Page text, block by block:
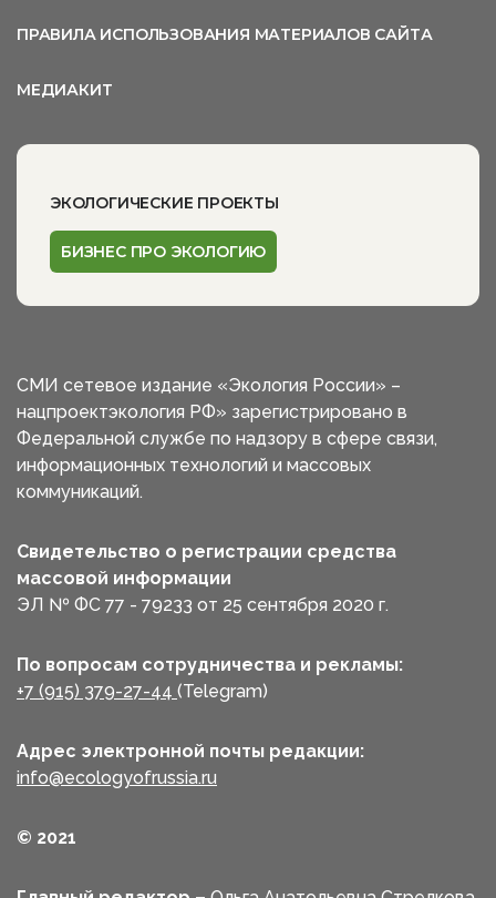
ПРАВИЛА ИСПОЛЬЗОВАНИЯ МАТЕРИАЛОВ САЙТА
МЕДИАКИТ
ЭКОЛОГИЧЕСКИЕ ПРОЕКТЫ
БИЗНЕС ПРО ЭКОЛОГИЮ
СМИ сетевое издание «Экология России» –
нацпроектэкология РФ» зарегистрировано в
Федеральной службе по надзору в сфере связи,
информационных технологий и массовых
коммуникаций.
Свидетельство о регистрации средства
массовой информации
ЭЛ № ФС 77 - 79233 от 25 сентября 2020 г.
По вопросам сотрудничества и рекламы:
+7 (915) 379-27-44 (Telegram)
Адрес электронной почты редакции:
info@ecologyofrussia.ru
© 2021